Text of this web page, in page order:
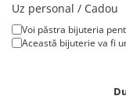
Colier / Pandantiv
Cercei
Uz personal / Cadou
Voi păstra bijuteria
Această bijuterie va fi